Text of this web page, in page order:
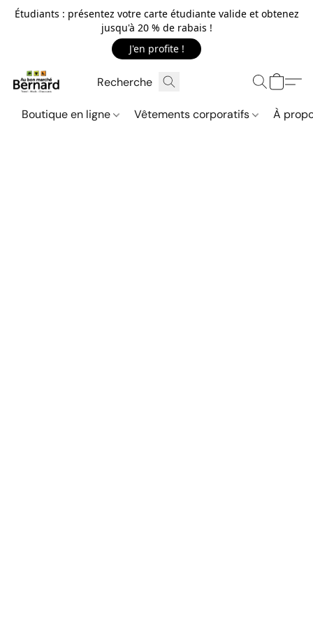
Étudiants : présentez votre carte étudiante valide et obtenez
jusqu'à 20 % de rabais !
J'en profite !
Boutique en ligne Vêtements corporatifs À